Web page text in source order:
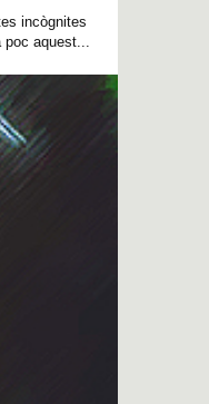
incògnites
aquest...